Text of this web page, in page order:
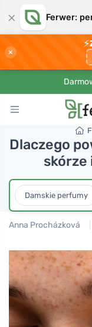
× Ferwer:
×
⚡
Dlaczego
skórze
Damskie perfumy
Anna Procházková